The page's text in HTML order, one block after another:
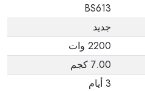
BS613
جديد
2200 وات
7.00 كجم
3 أيام